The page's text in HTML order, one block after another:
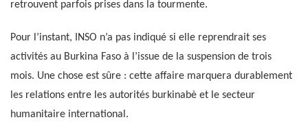
retrouvent parfois prises dans la tourmente.
Pour l’instant, INSO n’a pas indiqué si elle reprendrait ses
activités au Burkina Faso à l’issue de la suspension de trois
mois. Une chose est sûre : cette affaire marquera durablement
les relations entre les autorités burkinabè et le secteur
humanitaire international.